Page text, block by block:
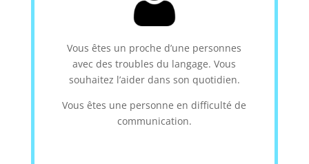
Vous êtes un proche d’une personnes
avec des troubles du langage. Vous
souhaitez l’aider dans son quotidien.
Vous êtes une personne en difficulté de
communication.